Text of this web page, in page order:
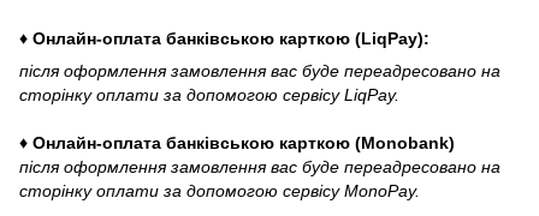
♦ Онлайн-оплата банківською карткою (LiqPay):
після оформлення замовлення вас буде переадресовано на
сторінку оплати за допомогою сервісу LiqPay.
♦ Онлайн-оплата банківською карткою (Monobank)
після оформлення замовлення вас буде переадресовано на
сторінку оплати за допомогою сервісу MonoPay.